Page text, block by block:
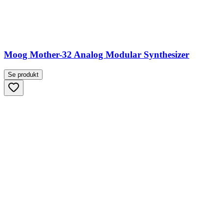
Moog Mother-32 Analog Modular Synthesizer
Se produkt